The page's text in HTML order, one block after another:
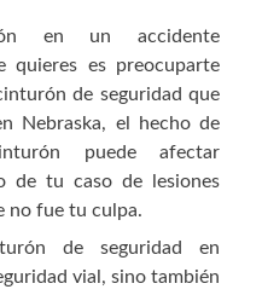
en un accidente
quieres es preocuparte
de seguridad que
Nebraska, el hecho de
puede afectar
de tu caso de lesiones
no fue tu culpa.
de seguridad en
vial, sino también